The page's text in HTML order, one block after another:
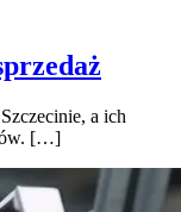
a ich
[…]